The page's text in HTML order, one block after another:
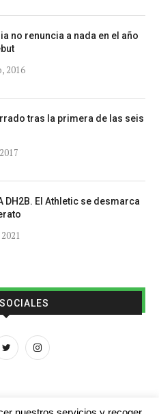
no renuncia a nada en el año
2016
tras la primera de las seis
DH2B. El Athletic se desmarca